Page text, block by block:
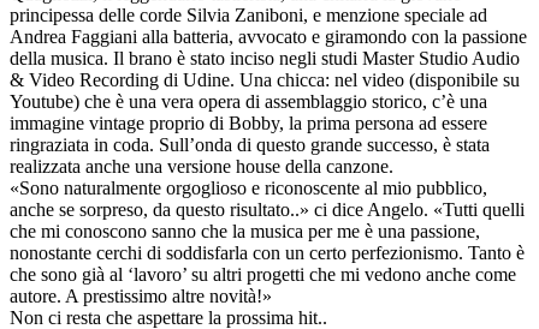
principessa delle corde Silvia Zaniboni, e menzione speciale ad
Andrea Faggiani alla batteria, avvocato e giramondo con la passione
della musica. Il brano è stato inciso negli studi Master Studio Audio
& Video Recording di Udine. Una chicca: nel video (disponibile su
Youtube) che è una vera opera di assemblaggio storico, c’è una
immagine vintage proprio di Bobby, la prima persona ad essere
ringraziata in coda. Sull’onda di questo grande successo, è stata
realizzata anche una versione house della canzone.
«Sono naturalmente orgoglioso e riconoscente al mio pubblico,
anche se sorpreso, da questo risultato..» ci dice Angelo. «Tutti quelli
che mi conoscono sanno che la musica per me è una passione,
nonostante cerchi di soddisfarla con un certo perfezionismo. Tanto è
che sono già al ‘lavoro’ su altri progetti che mi vedono anche come
autore. A prestissimo altre novità!»
Non ci resta che aspettare la prossima hit..